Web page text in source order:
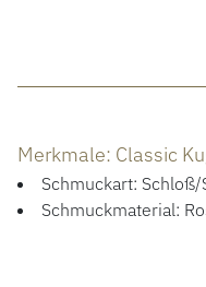
ÜBER UNS
Merkmale: Classic
Schmuckart:
Schmuckmaterial: